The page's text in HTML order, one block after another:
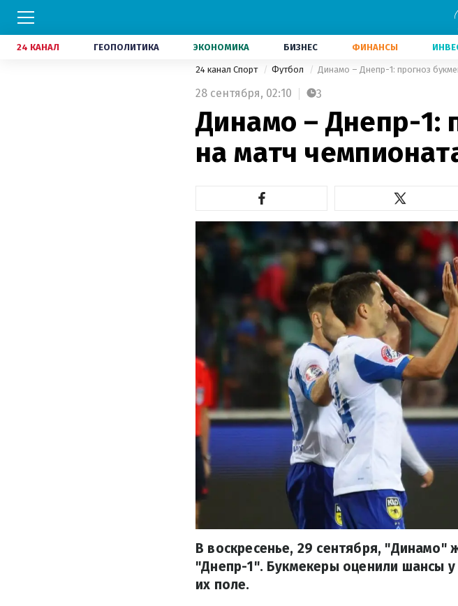
24 КАНАЛ ГЕОПОЛИТИКА ЭКОНОМИКА БИЗНЕС ФИНАНСЫ
24 канал Спорт Футбол Динамо – Днепр-1: прогноз
28 сентября, 02:10 3
Динамо – Днепр-1:
на матч
В воскресенье, 29 сентября,
"Днепр-1". Букмекеры оценили шансы
их поле.